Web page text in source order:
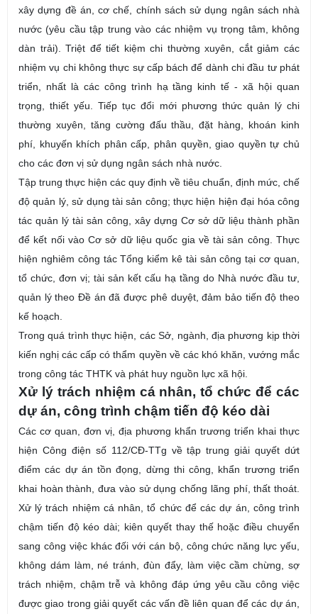
xây dựng đề án, cơ chế, chính sách sử dụng ngân sách nhà
nước (yêu cầu tập trung vào các nhiệm vụ trọng tâm, không
dàn trải). Triệt để tiết kiệm chi thường xuyên, cắt giảm các
nhiệm vụ chi không thực sự cấp bách để dành chi đầu tư phát
triển, nhất là các công trình hạ tầng kinh tế - xã hội quan
trọng, thiết yếu. Tiếp tục đổi mới phương thức quản lý chi
thường xuyên, tăng cường đấu thầu, đặt hàng, khoán kinh
phí, khuyến khích phân cấp, phân quyền, giao quyền tự chủ
cho các đơn vị sử dụng ngân sách nhà nước.
Tập trung thực hiện các quy định về tiêu chuẩn, định mức, chế
độ quản lý, sử dụng tài sản công; thực hiện hiện đại hóa công
tác quản lý tài sản công, xây dựng Cơ sở dữ liệu thành phần
để kết nối vào Cơ sở dữ liệu quốc gia về tài sản công. Thực
hiện nghiêm công tác Tổng kiểm kê tài sản công tại cơ quan,
tổ chức, đơn vị; tài sản kết cấu hạ tầng do Nhà nước đầu tư,
quản lý theo Đề án đã được phê duyệt, đảm bảo tiến độ theo
kế hoạch.
Trong quá trình thực hiện, các Sở, ngành, địa phương kịp thời
kiến nghị các cấp có thẩm quyền về các khó khăn, vướng mắc
trong công tác THTK và phát huy nguồn lực xã hội.
Xử lý trách nhiệm cá nhân, tổ chức để các
dự án, công trình chậm tiến độ kéo dài
Các cơ quan, đơn vị, địa phương khẩn trương triển khai thực
hiện Công điện số 112/CĐ-TTg về tập trung giải quyết dứt
điểm các dự án tồn đọng, dừng thi công, khẩn trương triển
khai hoàn thành, đưa vào sử dụng chống lãng phí, thất thoát.
Xử lý trách nhiệm cá nhân, tổ chức để các dự án, công trình
chậm tiến độ kéo dài; kiên quyết thay thế hoặc điều chuyển
sang công việc khác đối với cán bộ, công chức năng lực yếu,
không dám làm, né tránh, đùn đẩy, làm việc cầm chừng, sợ
trách nhiệm, chậm trễ và không đáp ứng yêu cầu công việc
được giao trong giải quyết các vấn đề liên quan để các dự án,